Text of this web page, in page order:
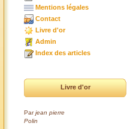
Mentions légales
Contact
Livre d'or
Admin
Index des articles
Livre d'or
Parjean pierre
Polin